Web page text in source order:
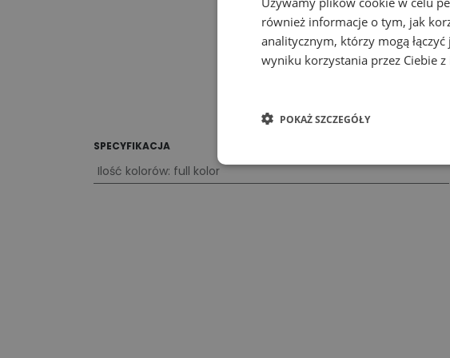
SPECYFIKACJA
Ilość kolorów: full kolor
również informacje o tym, jak
analitycznym, którzy mogą
wyniku korzystania przez Ciebie z
POKAŻ SZCZEGÓŁY